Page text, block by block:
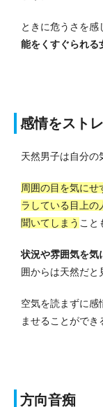
ときに危うさを感
能をくすぐられる
感情をスト
天然男子は自分の
周囲の目を気にせ
ラしている目上の
聞いてしまう こと
状況や雰囲気を気
囲からは天然だと
空気を読まずに感
ませることができ
方向音痴